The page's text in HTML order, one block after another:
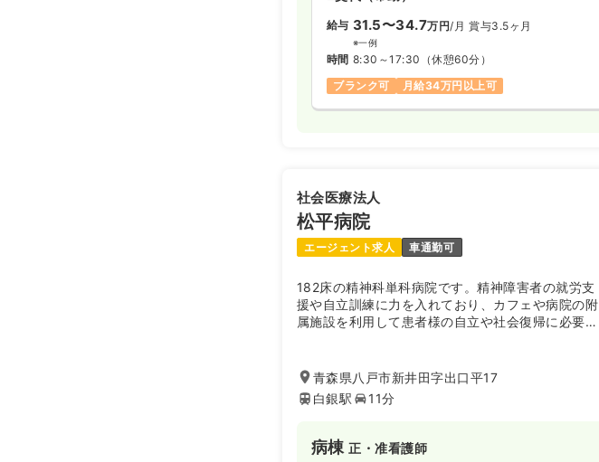
給与 31.5〜34.7万円/月 賞与3.5ヶ月
※一例
時間 8:30～17:30 （休憩60分）
ブランク可
月給34万円以上可
社会医療法人
松平病院
エージェント求人 車通勤可
182床の精神科単科病院です。精神障害者の就労支
援や自立訓練に力を入れており、カフェや病院の附
属施設を利用して患者様の自立や社会復帰に必要な
の家族心理教育の取り組もおこなっています。
青森県八戸市新井田字出口平17
白銀駅
11分
病棟正・准看護師